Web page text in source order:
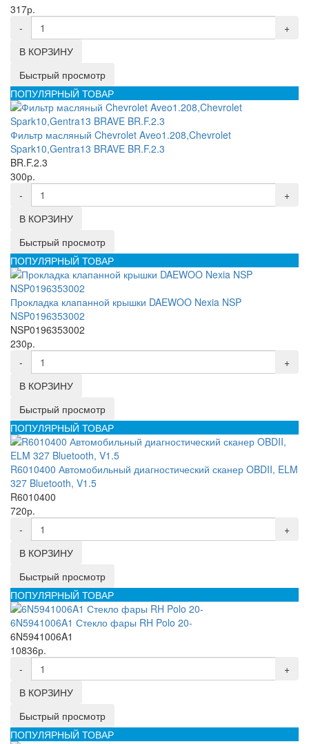
317р.
-
+
В КОРЗИНУ
Быстрый просмотр
ПОПУЛЯРНЫЙ ТОВАР
Фильтр масляный Chevrolet Aveo1.208,Chevrolet
Spark10,Gentra13 BRAVE BR.F.2.3
BR.F.2.3
300р.
-
+
В КОРЗИНУ
Быстрый просмотр
ПОПУЛЯРНЫЙ ТОВАР
Прокладка клапанной крышки DAEWOO Nexia NSP
NSP0196353002
NSP0196353002
230р.
-
+
В КОРЗИНУ
Быстрый просмотр
ПОПУЛЯРНЫЙ ТОВАР
R6010400 Автомобильный диагностический сканер OBDII, ELM
327 Bluetooth, V1.5
R6010400
720р.
-
+
В КОРЗИНУ
Быстрый просмотр
ПОПУЛЯРНЫЙ ТОВАР
6N5941006A1 Стекло фары RH Polo 20-
6N5941006A1
10836р.
-
+
В КОРЗИНУ
Быстрый просмотр
ПОПУЛЯРНЫЙ ТОВАР